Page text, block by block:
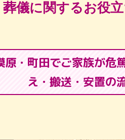
葬儀に関するお役
原・町田でご家族が
え・搬送・安置の